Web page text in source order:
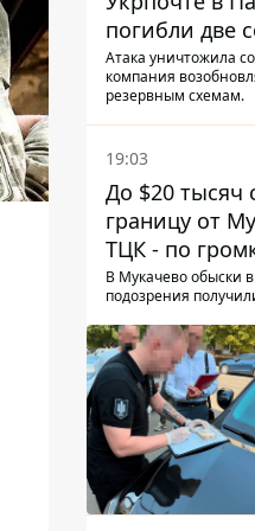
погибли две
Атака уничтожила
компания
резервным схемам.
19:03
До $20 тысяч
границу от
ТЦК - по
первые
получили
В Мукачево обыски
подозрения